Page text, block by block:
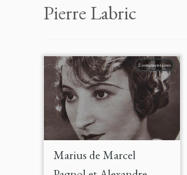
Pierre Labric
2 commentaires
Marius de Marcel